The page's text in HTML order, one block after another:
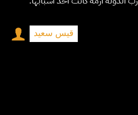
قيس سعيد